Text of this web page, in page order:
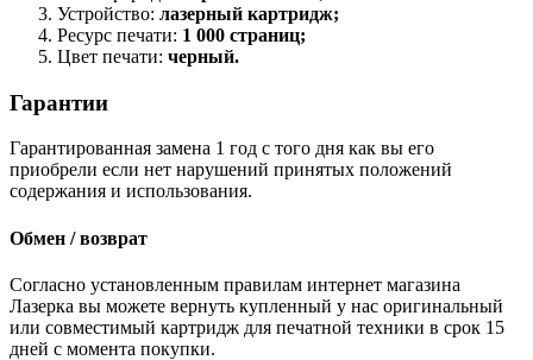
Устройство: лазерный картридж;
Ресурс печати: 1 000 страниц;
Цвет печати: черный.
Гарантии
Гарантированная замена 1 год с того дня как вы его
приобрели если нет нарушений принятых положений
содержания и использования.
Обмен / возврат
Согласно установленным правилам интернет магазина
Лазерка вы можете вернуть купленный у нас оригинальный
или совместимый картридж для печатной техники в срок 15
дней с момента покупки.